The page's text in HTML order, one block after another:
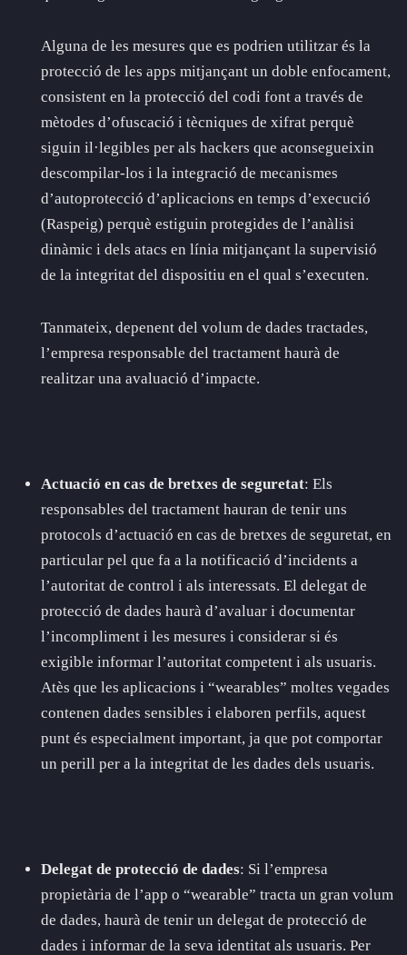
Alguna de les mesures que es podrien utilitzar és la
protecció de les apps mitjançant un doble enfocament,
consistent en la protecció del codi font a través de
mètodes d’ofuscació i tècniques de xifrat perquè
siguin il·legibles per als hackers que aconsegueixin
descompilar-los i la integració de mecanismes
d’autoprotecció d’aplicacions en temps d’execució
(Raspeig) perquè estiguin protegides de l’anàlisi
dinàmic i dels atacs en línia mitjançant la supervisió
de la integritat del dispositiu en el qual s’executen.
Tanmateix, depenent del volum de dades tractades,
l’empresa responsable del tractament haurà de
realitzar una avaluació d’impacte.
Actuació en cas de bretxes de seguretat: Els
responsables del tractament hauran de tenir uns
protocols d’actuació en cas de bretxes de seguretat, en
particular pel que fa a la notificació d’incidents a
l’autoritat de control i als interessats. El delegat de
protecció de dades haurà d’avaluar i documentar
l’incompliment i les mesures i considerar si és
exigible informar l’autoritat competent i als usuaris.
Atès que les aplicacions i “wearables” moltes vegades
contenen dades sensibles i elaboren perfils, aquest
punt és especialment important, ja que pot comportar
un perill per a la integritat de les dades dels usuaris.
Delegat de protecció de dades: Si l’empresa
propietària de l’app o “wearable” tracta un gran volum
de dades, haurà de tenir un delegat de protecció de
dades i informar de la seva identitat als usuaris. Per